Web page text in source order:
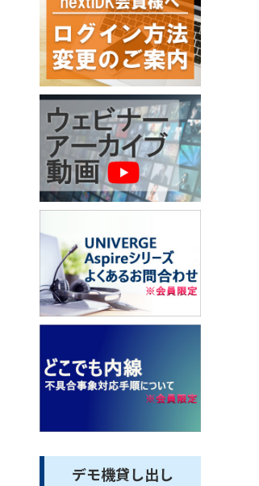
デモ機貸し出し